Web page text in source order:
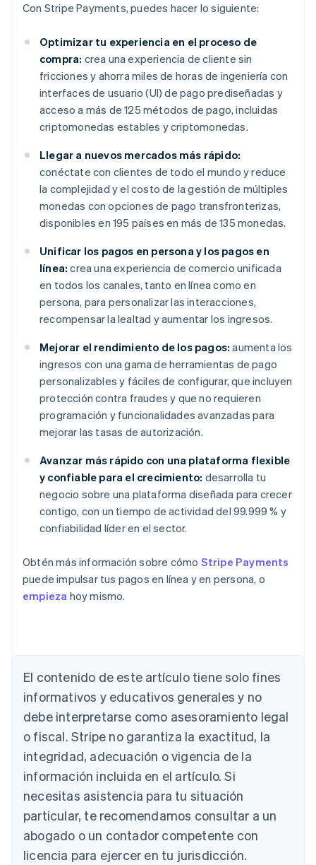
Con Stripe Payments, puedes hacer lo siguiente:
Optimizar tu experiencia en el proceso de
compra: crea una experiencia de cliente sin
fricciones y ahorra miles de horas de ingeniería con
interfaces de usuario (UI) de pago prediseñadas y
acceso a más de 125 métodos de pago, incluidas
criptomonedas estables y criptomonedas.
Llegar a nuevos mercados más rápido:
conéctate con clientes de todo el mundo y reduce
la complejidad y el costo de la gestión de múltiples
monedas con opciones de pago transfronterizas,
disponibles en 195 países en más de 135 monedas.
Unificar los pagos en persona y los pagos en
línea: crea una experiencia de comercio unificada
en todos los canales, tanto en línea como en
persona, para personalizar las interacciones,
recompensar la lealtad y aumentar los ingresos.
Mejorar el rendimiento de los pagos: aumenta los
ingresos con una gama de herramientas de pago
personalizables y fáciles de configurar, que incluyen
protección contra fraudes y que no requieren
programación y funcionalidades avanzadas para
mejorar las tasas de autorización.
Avanzar más rápido con una plataforma flexible
y confiable para el crecimiento: desarrolla tu
negocio sobre una plataforma diseñada para crecer
contigo, con un tiempo de actividad del 99.999 % y
confiabilidad líder en el sector.
Obtén más información sobre cómo Stripe Payments
puede impulsar tus pagos en línea y en persona, o
empieza hoy mismo.
El contenido de este artículo tiene solo fines
informativos y educativos generales y no
debe interpretarse como asesoramiento legal
o fiscal. Stripe no garantiza la exactitud, la
integridad, adecuación o vigencia de la
información incluida en el artículo. Si
necesitas asistencia para tu situación
particular, te recomendamos consultar a un
abogado o un contador competente con
licencia para ejercer en tu jurisdicción.
DeutschEnglish
English
Austria
DeutschEnglish
Bélgica
Nederlands FrançaisDeutschEnglish
Brasil
Bulgaria
English
Canadá
EnglishFrançais
China continental